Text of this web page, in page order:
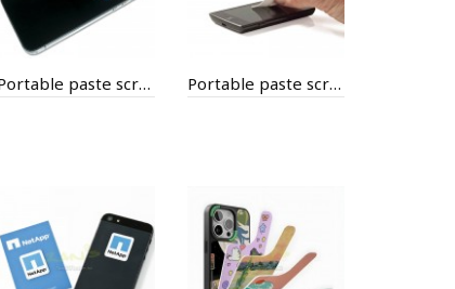
Portable paste screen cleaning Portable paste screen cleaning